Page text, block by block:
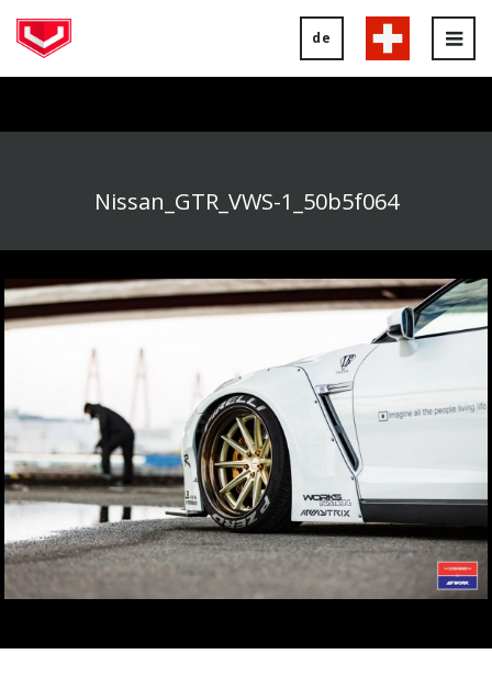
de
Nissan_GTR_VWS-1_50b5f064